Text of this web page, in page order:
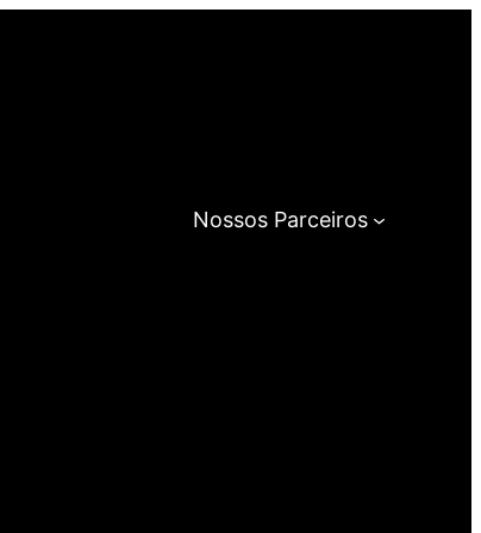
Nossos Parceiros